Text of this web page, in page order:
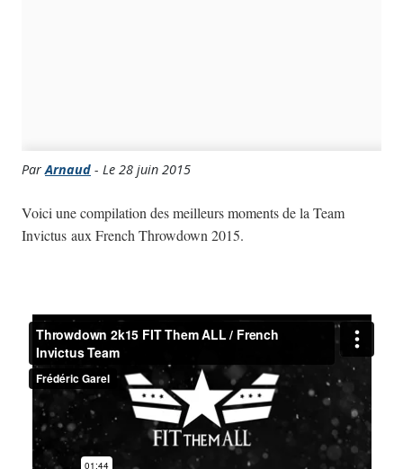
ParArnaud - Le 28 juin 2015
Voici une compilation des meilleurs moments de la Team
Invictus aux French Throwdown 2015.